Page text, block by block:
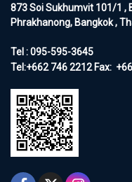
873 Soi Sukhumvit 101/1 ,
Phrakhanong, Bangkok ,
Tel : 095-595-3645
Tel:+662 746 2212Fax: